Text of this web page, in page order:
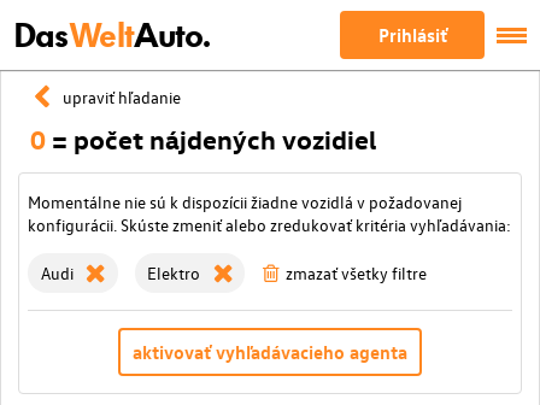
DasWeltAuto. Prihlásiť
upraviť hľadanie
0 = počet nájdených vozidiel
Momentálne nie sú k dispozícii žiadne vozidlá v požadovanej
konfigurácii. Skúste zmeniť alebo zredukovať kritéria vyhľadávania:
Audi Elektro zmazať všetky filtre
aktivovať vyhľadávacieho agenta